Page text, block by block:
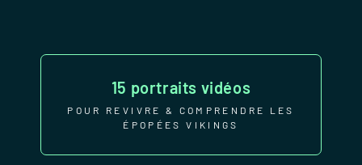
15 portraits vidéos
POUR REVIVRE & COMPRENDRE LES
ÉPOPÉES VIKINGS